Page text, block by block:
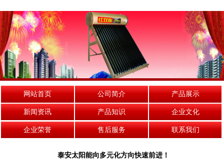
网站首页 公司简介 产品展示
新闻资讯 产品知识 企业文化
企业荣誉 售后服务 联系我们
泰安太阳能向多元化方向快速前进！